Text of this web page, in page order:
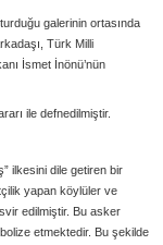
galerinin ortasında
Türk Milli
İsmet İnönü’nün
ile defnedilmiştir.
ilkesini dile getiren bir
yapan köylüler ve
edilmiştir. Bu asker
etmektedir. Bu şekilde